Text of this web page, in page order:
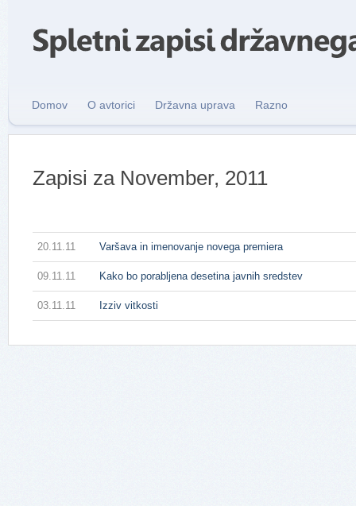
Domov O avtorici Državna uprava Razno
Zapisi za November, 2011
20.11.11 Varšava in imenovanje novega premiera
09.11.11 Kako bo porabljena desetina javnih sredstev
03.11.11 Izziv vitkosti